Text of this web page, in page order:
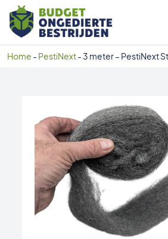
Home - PestiNext-3 meter – PestiNext